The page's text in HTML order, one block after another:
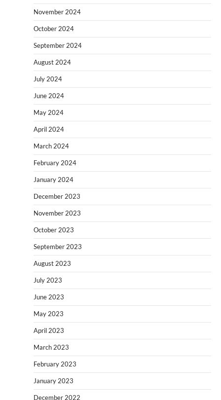
November 2024
October 2024
September 2024
August 2024
July 2024
June 2024
May 2024
April 2024
March 2024
February 2024
January 2024
December 2023
November 2023
October 2023
September 2023
August 2023
July 2023
June 2023
May 2023
April 2023
March 2023
February 2023
January 2023
December 2022